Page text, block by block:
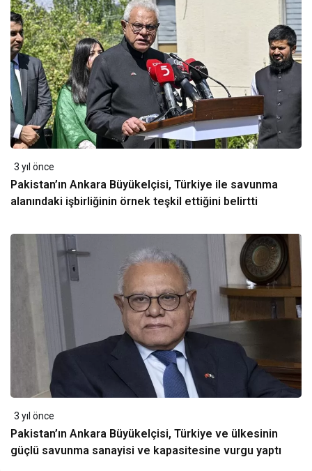
3 yıl önce
Pakistan’ın Ankara Büyükelçisi, Türkiye ile savunma
alanındaki işbirliğinin örnek teşkil ettiğini belirtti
3 yıl önce
Pakistan’ın Ankara Büyükelçisi, Türkiye ve ülkesinin
güçlü savunma sanayisi ve kapasitesine vurgu yaptı